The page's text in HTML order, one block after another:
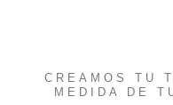
CREAMOS TU
MEDIDA DE